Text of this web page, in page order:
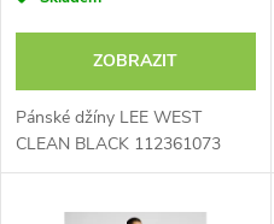
o
d
u
d
u
ZOBRAZIT
Pánské džíny LEE WEST
CLEAN BLACK 112361073